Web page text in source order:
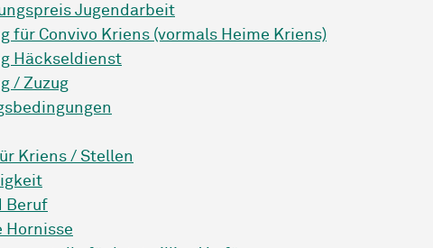
Jugendarbeit
für Convivo Kriens (vormals Heime Kriens)
Häckseldienst
/ Zuzug
Kriens / Stellen
Beruf
Hornisse